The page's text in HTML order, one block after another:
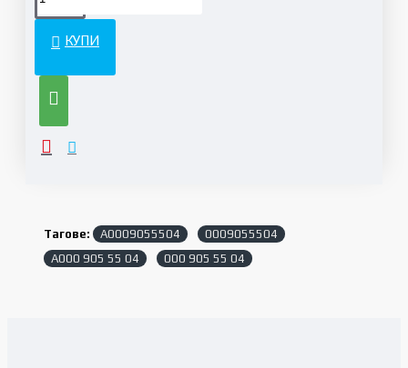
КУПИ
Тагове: A0009055504
0009055504
A000 905 55 04
000 905 55 04